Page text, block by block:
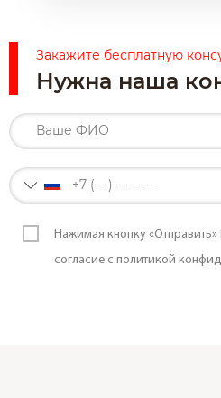
Закажите бесплатную
Нужна наша
Нажимая кнопку
согласие с политикой